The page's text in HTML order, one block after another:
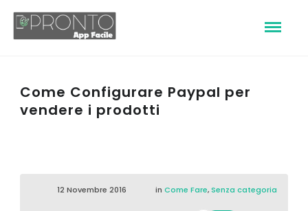
Come Configurare Paypal per
vendere i prodotti
12 Novembre 2016 in Come Fare,Senza categoria